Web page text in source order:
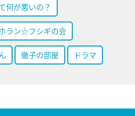
何が悪いの？
ラン☆フシギの会
徹子の部屋 ドラマ